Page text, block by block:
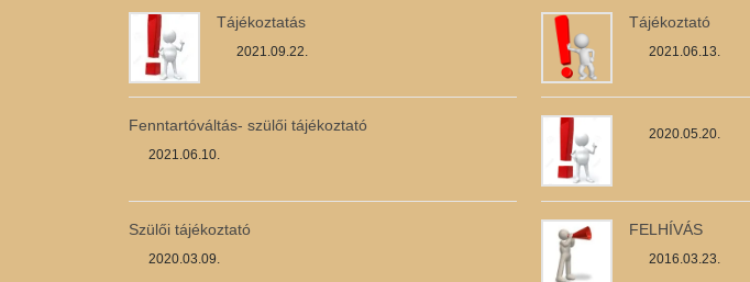
Tájékoztatás
2021.09.22.
Tájékoztató
2021.06.13.
Fenntartóváltás- szülői tájékoztató
2021.06.10.
2020.05.20.
Szülői tájékoztató
2020.03.09.
FELHÍVÁS
2016.03.23.